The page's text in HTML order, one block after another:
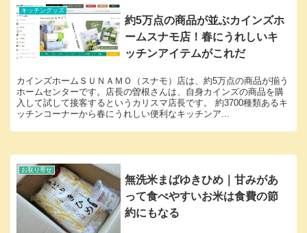
キッチングッズ
約5万点の商品が並ぶカインズホ
ームスナモ店！春にうれしいキ
ッチンアイテムがこれだ
カインズホームＳＵＮＡＭＯ（スナモ）店は、約5万点の商品が揃う
ホームセンターです。店長の曽根さんは、自身カインズの商品を購
入して試して接客するというカリスマ店長です。 約3700種類あるキ
ッチンコーナーから春にうれしい便利なキッチンア...
お取り寄せ
無洗米まばゆきひめ｜甘みがあ
って食べやすいお米は食費の節
約にもなる